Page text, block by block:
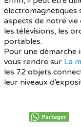
électromagnétiques
aspects de notre
les télévisions, les
portables.
Pour une démarche
vous rendre sur La
les 72 objets
leur niveaux
Partager